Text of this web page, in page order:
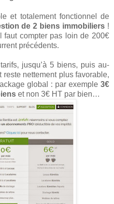
et totalement fonctionnel de
de 2 biens immobiliers !
faut compter pas loin de 200€
précédents.
jusqu’à 5 biens, puis au-
reste nettement plus favorable,
global : par exemple 3€
et non 3€ HT par bien…